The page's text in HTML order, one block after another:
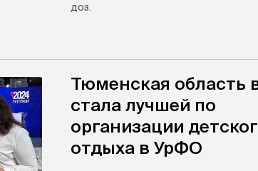
доз.
Тюменская область
стала лучшей по
организации
отдыха в УрФО